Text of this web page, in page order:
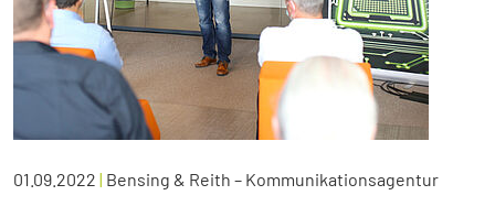
01.09.2022 | Bensing & Reith – Kommunikationsagentur